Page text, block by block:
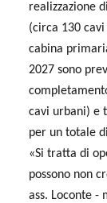
realizzazione
(circa 130
cabina
2027 sono
cavi urbani) e
per un totale
«Si tratta di
possono non
ass. Loconte -